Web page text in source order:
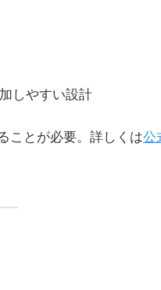
しやすい設計
ことが必要。詳しくは公